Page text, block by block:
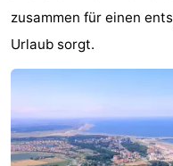
Nieuwvliet-
Bad
Zonneweelde
-
Zwinhoeve
Hotels
Lastminutes
Strand
zusammen für einen
Urlaub sorgt.